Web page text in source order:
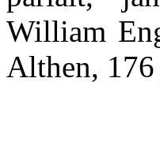
William
Althen, 176